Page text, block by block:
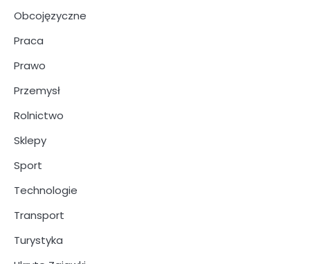
Obcojęzyczne
Praca
Prawo
Przemysł
Rolnictwo
Sklepy
Sport
Technologie
Transport
Turystyka